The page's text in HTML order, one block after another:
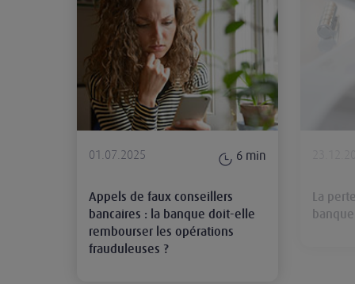
01.07.2025 6 min
Appels de faux conseillers
bancaires : la banque doit-elle
rembourser les opérations
frauduleuses ?
La